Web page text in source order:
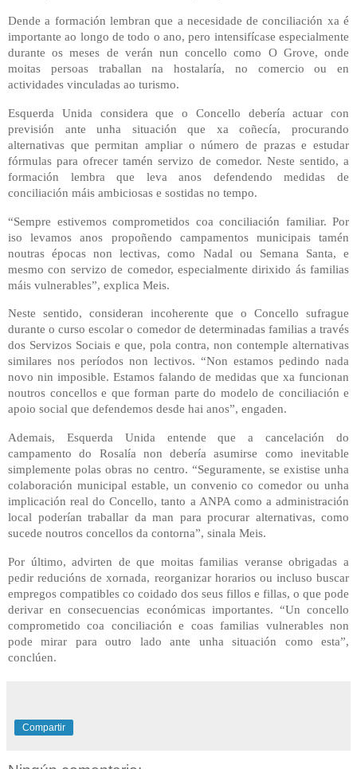
Dende a formación lembran que a necesidade de conciliación xa é
importante ao longo de todo o ano, pero intensifícase especialmente
durante os meses de verán nun concello como O Grove, onde
moitas persoas traballan na hostalaría, no comercio ou en
actividades vinculadas ao turismo.
Esquerda Unida considera que o Concello debería actuar con
previsión ante unha situación que xa coñecía, procurando
alternativas que permitan ampliar o número de prazas e estudar
fórmulas para ofrecer tamén servizo de comedor. Neste sentido, a
formación lembra que leva anos defendendo medidas de
conciliación máis ambiciosas e sostidas no tempo.
“Sempre estivemos comprometidos coa conciliación familiar. Por
iso levamos anos propoñendo campamentos municipais tamén
noutras épocas non lectivas, como Nadal ou Semana Santa, e
mesmo con servizo de comedor, especialmente dirixido ás familias
máis vulnerables”, explica Meis.
Neste sentido, consideran incoherente que o Concello sufrague
durante o curso escolar o comedor de determinadas familias a través
dos Servizos Sociais e que, pola contra, non contemple alternativas
similares nos períodos non lectivos. “Non estamos pedindo nada
novo nin imposible. Estamos falando de medidas que xa funcionan
noutros concellos e que forman parte do modelo de conciliación e
apoio social que defendemos desde hai anos”, engaden.
Ademais, Esquerda Unida entende que a cancelación do
campamento do Rosalía non debería asumirse como inevitable
simplemente polas obras no centro. “Seguramente, se existise unha
colaboración municipal estable, un convenio co comedor ou unha
implicación real do Concello, tanto a ANPA como a administración
local poderían traballar da man para procurar alternativas, como
sucede noutros concellos da contorna”, sinala Meis.
Por último, advirten de que moitas familias veranse obrigadas a
pedir reducións de xornada, reorganizar horarios ou incluso buscar
empregos compatibles co coidado dos seus fillos e fillas, o que pode
derivar en consecuencias económicas importantes. “Un concello
comprometido coa conciliación e coas familias vulnerables non
pode mirar para outro lado ante unha situación como esta”,
conclúen.
Compartir